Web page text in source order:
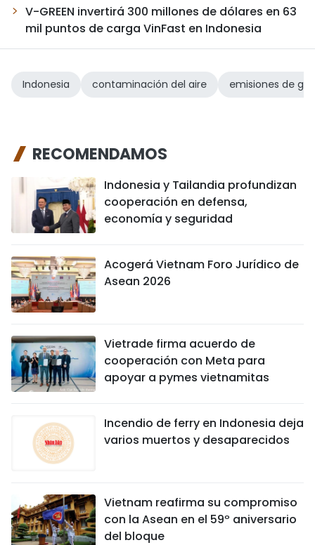
V-GREEN invertirá 300 millones de dólares en 63
mil puntos de carga VinFast en Indonesia
Indonesia contaminación del aire emisiones de
RECOMENDAMOS
Indonesia y Tailandia profundizan
cooperación en defensa,
economía y seguridad
Acogerá Vietnam Foro Jurídico de
Asean 2026
Vietrade firma acuerdo de
cooperación con Meta para
apoyar a pymes vietnamitas
Incendio de ferry en Indonesia deja
varios muertos y desaparecidos
Vietnam reafirma su compromiso
con la Asean en el 59º aniversario
del bloque